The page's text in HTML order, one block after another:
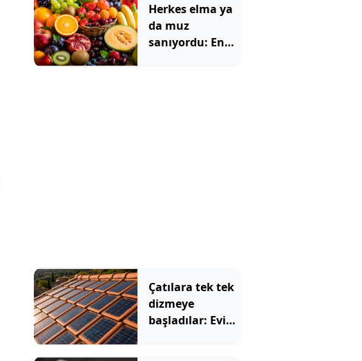
Herkes elma ya
da muz
sanıyordu: En
Çatılara tek tek
dizmeye
başladılar: Evin